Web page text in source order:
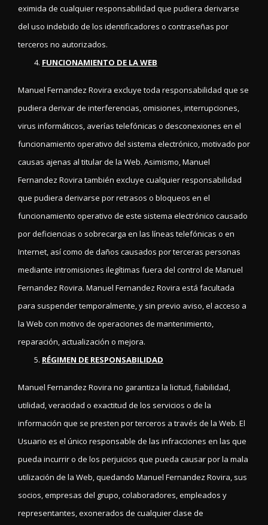
eximida de cualquier responsabilidad que pudiera derivarse
del uso indebido de los identificadores o contraseñas por
terceros no autorizados.
FUNCIONAMIENTO DE LA WEB
Manuel Fernandez Rovira excluye toda responsabilidad que se
pudiera derivar de interferencias, omisiones, interrupciones,
virus informáticos, averías telefónicas o desconexiones en el
funcionamiento operativo del sistema electrónico, motivado por
causas ajenas al titular de la Web. Asimismo, Manuel
Fernandez Rovira también excluye cualquier responsabilidad
que pudiera derivarse por retrasos o bloqueos en el
funcionamiento operativo de este sistema electrónico causado
por deficiencias o sobrecarga en las líneas telefónicas o en
Internet, así como de daños causados por terceras personas
mediante intromisiones ilegítimas fuera del control de Manuel
Fernandez Rovira. Manuel Fernandez Rovira está facultada
para suspender temporalmente, y sin previo aviso, el acceso a
la Web con motivo de operaciones de mantenimiento,
reparación, actualización o mejora.
RÉGIMEN DE RESPONSABILIDAD
Manuel Fernandez Rovira no garantiza la licitud, fiabilidad,
utilidad, veracidad o exactitud de los servicios o de la
información que se presten por terceros a través de la Web. El
Usuario es el único responsable de las infracciones en las que
pueda incurrir o de los perjuicios que pueda causar por la mala
utilización de la Web, quedando Manuel Fernandez Rovira, sus
socios, empresas del grupo, colaboradores, empleados y
representantes, exonerados de cualquier clase de